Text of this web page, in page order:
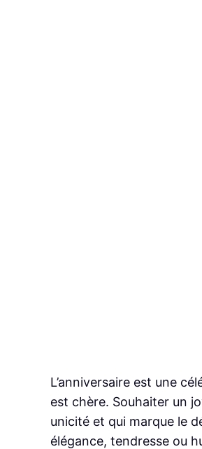
L’anniversaire est une
est chère. Souhaiter un
unicité et qui marque le
élégance, tendresse ou